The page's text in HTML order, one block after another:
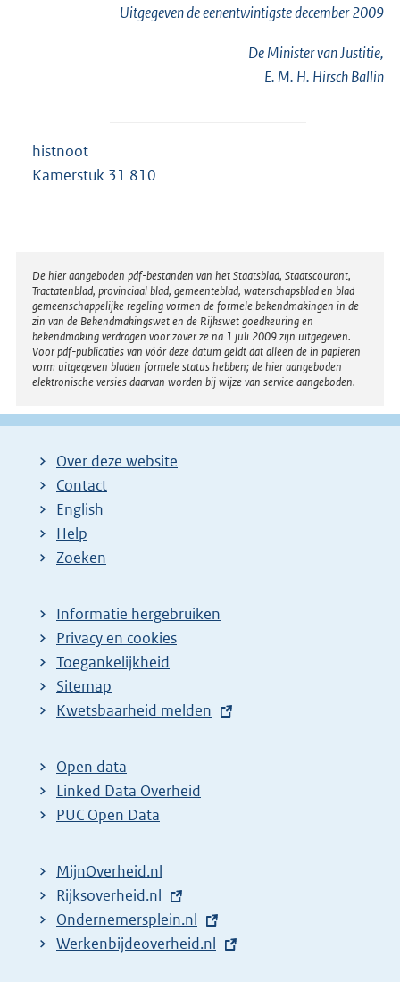
Uitgegeven deeenentwintigstedecember 2009
De Minister van Justitie,
E. M. H. Hirsch Ballin
histnoot
Kamerstuk 31 810
Disclaimer
De hier aangeboden pdf-bestanden van het Staatsblad, Staatscourant,
Tractatenblad, provinciaal blad, gemeenteblad, waterschapsblad en blad
gemeenschappelijke regeling vormen de formele bekendmakingen in de
zin van de Bekendmakingswet en de Rijkswet goedkeuring en
bekendmaking verdragen voor zover ze na 1 juli 2009 zijn uitgegeven.
Voor pdf-publicaties van vóór deze datum geldt dat alleen de in papieren
vorm uitgegeven bladen formele status hebben; de hier aangeboden
elektronische versies daarvan worden bij wijze van service aangeboden.
Over deze website
Contact
English
Help
Zoeken
Informatie hergebruiken
Privacy en cookies
Toegankelijkheid
Sitemap
E
t
e
r
l
i
n
k
Kwetsbaarheid melden
Open data
Linked Data Overheid
PUC Open Data
MijnOverheid.nl
E
x
t
Rijksoverheid.nl
E
x
Ondernemersplein.nl
E
Werkenbijdeoverheid.nl